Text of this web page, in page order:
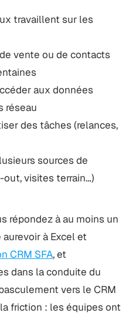
travaillent sur les
vente ou de contacts
aux données
réseau
des tâches (relances,
sources de
visites terrain…)
répondez à au moins un
à Excel et
CRM SFA, et
dans la conduite du
vers le CRM
friction : les équipes ont